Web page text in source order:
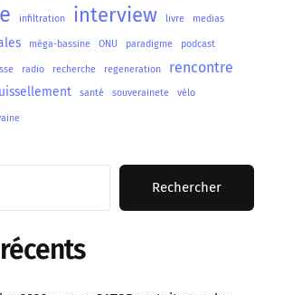
infiltration interview livre medias
méga-bassine ONU paradigme podcast
radio recherche regeneration rencontre
santé souverainete vélo
Rechercher